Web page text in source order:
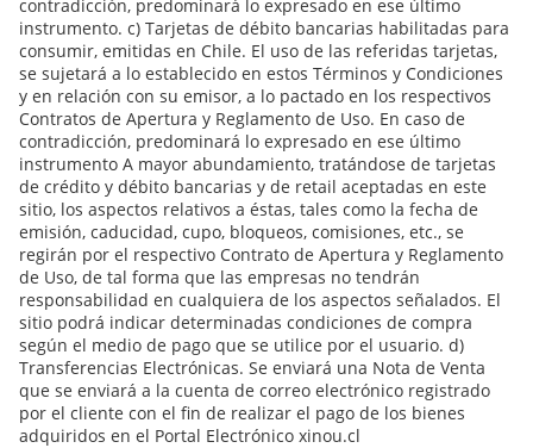
contradicción, predominará lo expresado en ese último
instrumento. c) Tarjetas de débito bancarias habilitadas para
consumir, emitidas en Chile. El uso de las referidas tarjetas,
se sujetará a lo establecido en estos Términos y Condiciones
y en relación con su emisor, a lo pactado en los respectivos
Contratos de Apertura y Reglamento de Uso. En caso de
contradicción, predominará lo expresado en ese último
instrumento A mayor abundamiento, tratándose de tarjetas
de crédito y débito bancarias y de retail aceptadas en este
sitio, los aspectos relativos a éstas, tales como la fecha de
emisión, caducidad, cupo, bloqueos, comisiones, etc., se
regirán por el respectivo Contrato de Apertura y Reglamento
de Uso, de tal forma que las empresas no tendrán
responsabilidad en cualquiera de los aspectos señalados. El
sitio podrá indicar determinadas condiciones de compra
según el medio de pago que se utilice por el usuario. d)
Transferencias Electrónicas. Se enviará una Nota de Venta
que se enviará a la cuenta de correo electrónico registrado
por el cliente con el fin de realizar el pago de los bienes
adquiridos en el Portal Electrónico xinou.cl